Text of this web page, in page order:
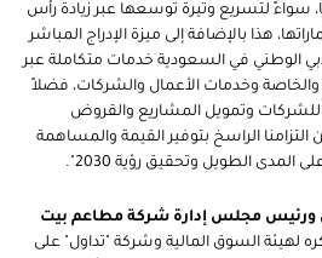
سواءً لتسريع وتيرة توسعها عبر زيادة رأس
هذا بالإضافة إلى ميزة الإدراج المباشر
الوطني في السعودية خدمات متكاملة عبر
وخدمات الأعمال والشركات، فضلاً
للشركات وتمويل المشاريع والقروض
الراسخ بتوفير القيمة والمساهمة
الطويل وتحقيق رؤية 2030".
مجلس إدارة شركة مطاعم بيت
لهيئة السوق المالية وشركة "تداول" على